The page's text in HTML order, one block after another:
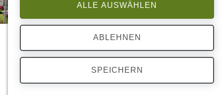
Wohnhaus |
ALLE AUSWÄHLEN
ABLEHNEN
SPEICHERN